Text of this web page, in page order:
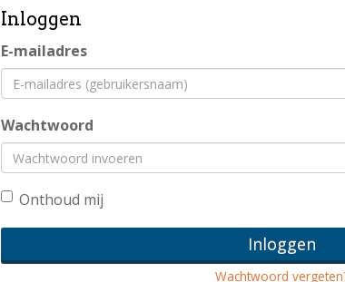
Inloggen
E-mailadres
Wachtwoord
Onthoud mij
Inloggen
Wachtwoord